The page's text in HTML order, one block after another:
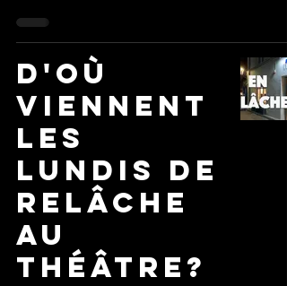
D'où
viennent
les
lundis de
relâche
au
Théâtre?